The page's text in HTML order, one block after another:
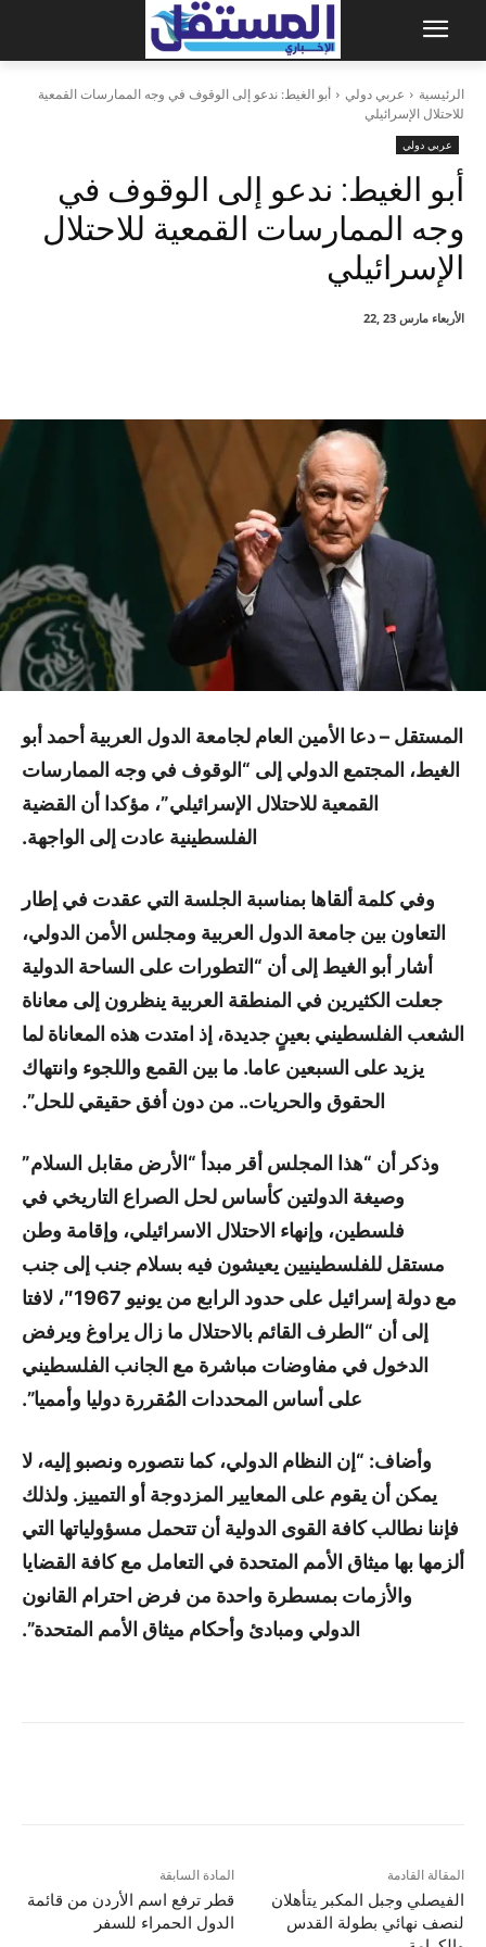
الرئيسية عربي دولي
أبو الغيط: ندعو إلى الوقوف في وجه الممارسات القمعية
للاحتلال الإسرائيلي
عربي دولي
أبو الغيط: ندعو إلى الوقوف في
وجه الممارسات القمعية للاحتلال
الإسرائيلي
الأربعاء مارس 23 ,22
المستقل –دعا الأمين العام لجامعة الدول العربية أحمد أبو
الغيط، المجتمع الدولي إلى “الوقوف في وجه الممارسات
القمعية للاحتلال الإسرائيلي”، مؤكدا أن القضية
الفلسطينية عادت إلى الواجهة.
وفي كلمة ألقاها بمناسبة الجلسة التي عقدت في إطار
التعاون بين جامعة الدول العربية ومجلس الأمن الدولي،
أشار أبو الغيط إلى أن “التطورات على الساحة الدولية
جعلت الكثيرين في المنطقة العربية ينظرون إلى معاناة
الشعب الفلسطيني بعينٍ جديدة، إذ امتدت هذه المعاناة لما
يزيد على السبعين عاما. ما بين القمع واللجوء وانتهاك
الحقوق والحريات.. من دون أفق حقيقي للحل”.
وذكر أن “هذا المجلس أقر مبدأ “الأرض مقابل السلام”
وصيغة الدولتين كأساس لحل الصراع التاريخي في
فلسطين، وإنهاء الاحتلال الاسرائيلي، وإقامة وطن
مستقل للفلسطينيين يعيشون فيه بسلام جنب إلى جنب
مع دولة إسرائيل على حدود الرابع من يونيو 1967″، لافتا
إلى أن “الطرف القائم بالاحتلال ما زال يراوغ ويرفض
الدخول في مفاوضات مباشرة مع الجانب الفلسطيني
على أساس المحددات المُقررة دوليا وأمميا”.
وأضاف: “إن النظام الدولي، كما نتصوره ونصبو إليه، لا
يمكن أن يقوم على المعايير المزدوجة أو التمييز. ولذلك
فإننا نطالب كافة القوى الدولية أن تتحمل مسؤولياتها التي
ألزمها بها ميثاق الأمم المتحدة في التعامل مع كافة القضايا
والأزمات بمسطرة واحدة من فرض احترام القانون
الدولي ومبادئ وأحكام ميثاق الأمم المتحدة”.
المادة السابقة
قطر ترفع اسم الأردن من قائمة
الدول الحمراء للسفر
المقالة القادمة
الفيصلي وجبل المكبر يتأهلان
لنصف نهائي بطولة القدس